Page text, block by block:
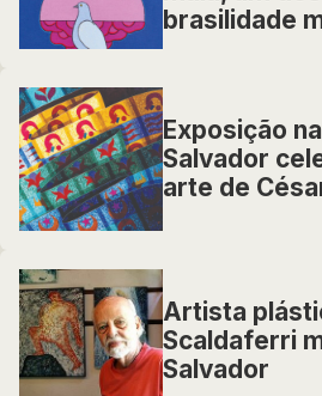
brasilidade
Exposição
Salvador
arte de
Artista
Scaldaferri
Salvador